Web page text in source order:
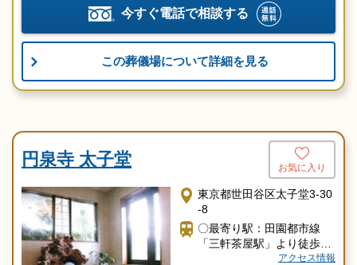
今すぐ電話で相談する
この葬儀場について詳細を見る
円泉寺 太子堂 お気に入り
東京都世田谷区太子堂3-30
-8
〇最寄り駅：田園都市線
「三軒茶屋駅」より徒歩15
アクセス情報